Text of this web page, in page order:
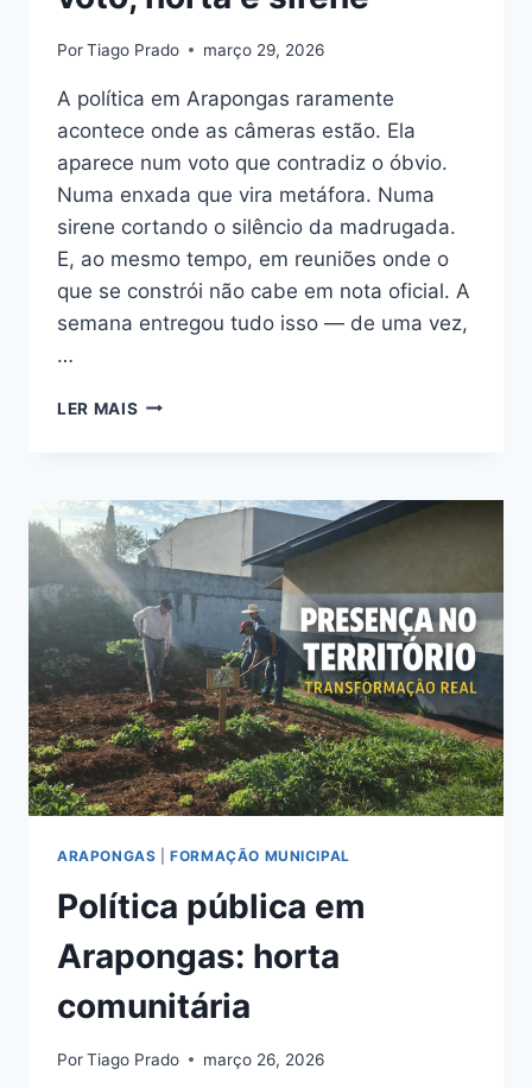
PorTiago Prado março 29, 2026
A política em Arapongas raramente
acontece onde as câmeras estão. Ela
aparece num voto que contradiz o óbvio.
Numa enxada que vira metáfora. Numa
sirene cortando o silêncio da madrugada.
E, ao mesmo tempo, em reuniões onde o
que se constrói não cabe em nota oficial. A
semana entregou tudo isso — de uma vez,
…
LER MAIS POLÍTICA
HORTA
E
SIRENE
ARAPONGAS |FORMAÇÃO MUNICIPAL
Política pública em
Arapongas: horta
comunitária
PorTiago Prado março 26, 2026